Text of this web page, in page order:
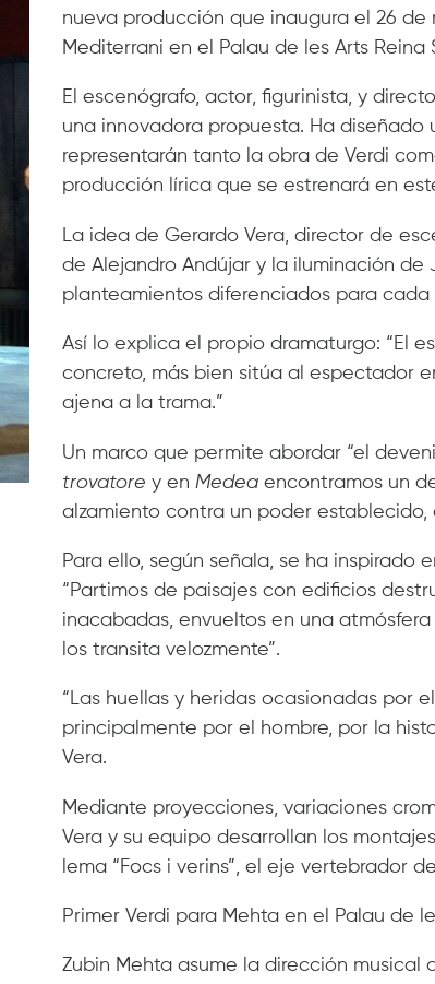
nueva producción que inaugura el 26
Mediterrani en el Palau de les Arts Reina
El escenógrafo, actor, figurinista, y
una innovadora propuesta. Ha
representarán tanto la obra de Verdi
producción lírica que se estrenará en
La idea de Gerardo Vera, director de
de Alejandro Andújar y la iluminación
planteamientos diferenciados para cada
Así lo explica el propio dramaturgo: “El
concreto, más bien sitúa al espectador
ajena a la trama.”
Un marco que permite abordar “el
trovatore y en Medea encontramos un
alzamiento contra un poder establecido,
Para ello, según señala, se ha inspirado
“Partimos de paisajes con edificios
inacabadas, envueltos en una
los transita velozmente”.
“Las huellas y heridas ocasionadas por
principalmente por el hombre, por la
Vera.
Mediante proyecciones, variaciones
Vera y su equipo desarrollan los
lema “Focs i verins”, el eje vertebrador
Primer Verdi para Mehta en el Palau de
Zubin Mehta asume la dirección musical